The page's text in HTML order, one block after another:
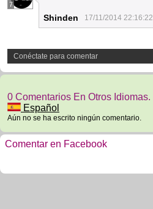
7
Shinden 17/11/2014 22:16:22
Conéctate para comentar
0 Comentarios En Otros Idiomas.
Español
Aún no se ha escrito ningún comentario.
Comentar en Facebook